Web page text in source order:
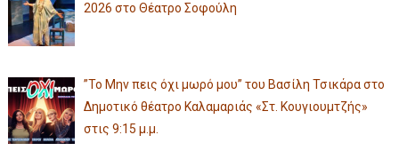
2026 στο Θέατρο Σοφούλη
”Το Μην πεις όχι μωρό μου” του Βασίλη Τσικάρα στο
Δημοτικό θέατρο Καλαμαριάς «Στ. Κουγιουμτζής»
στις 9:15 μ.μ.